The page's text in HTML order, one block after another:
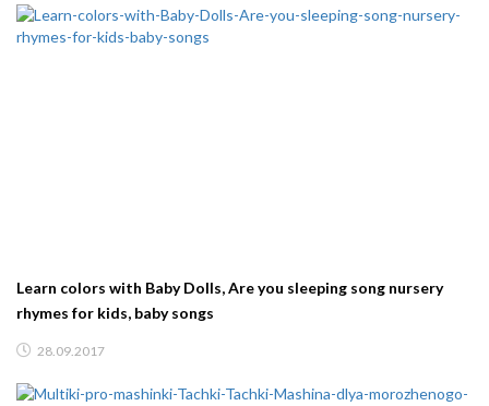
Learn colors with Baby Dolls, Are you sleeping song nursery
rhymes for kids, baby songs
28.09.2017